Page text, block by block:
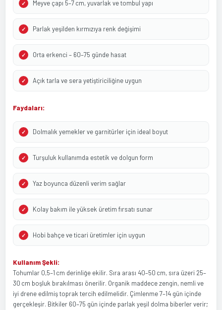
Meyve çapı 5–7 cm, yuvarlak ve tombul yapı
Parlak yeşilden kırmızıya renk değişimi
Orta erkenci – 60–75 günde hasat
Açık tarla ve sera yetiştiriciliğine uygun
Faydaları:
Dolmalık yemekler ve garnitürler için ideal boyut
Turşuluk kullanımda estetik ve dolgun form
Yaz boyunca düzenli verim sağlar
Kolay bakım ile yüksek üretim fırsatı sunar
Hobi bahçe ve ticari üretimler için uygun
Kullanım Şekli:
Tohumlar 0,5–1 cm derinliğe ekilir. Sıra arası 40–50 cm, sıra üzeri 25–
30 cm boşluk bırakılması önerilir. Organik maddece zengin, nemli ve
iyi drene edilmiş toprak tercih edilmelidir. Çimlenme 7–14 gün içinde
gerçekleşir. Bitkiler 60–75 gün içinde parlak yeşil dolma biberler verir;